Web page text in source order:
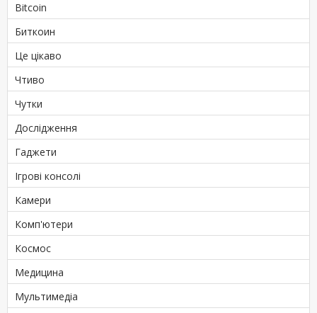
Bitcoin
Биткоин
Це цікаво
Чтиво
Чутки
Дослідження
Гаджети
Ігрові консолі
Камери
Комп'ютери
Космос
Медицина
Мультимедіа